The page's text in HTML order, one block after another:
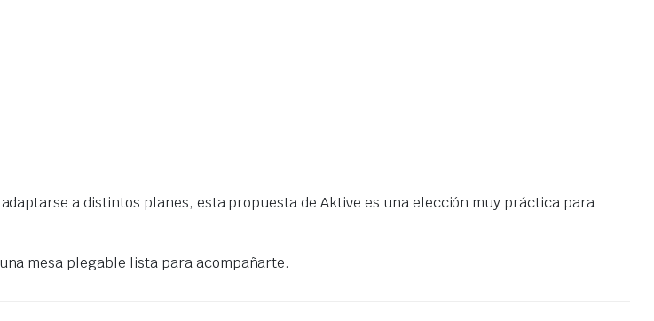
a distintos planes, esta propuesta de Aktive es una elección muy práctica para
mesa plegable lista para acompañarte.